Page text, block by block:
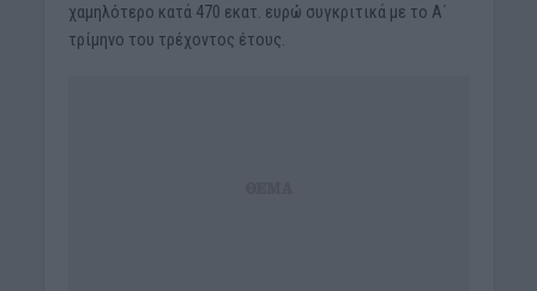
χαμηλότερο κατά 470 εκατ. ευρώ συγκριτικά με το Α΄
τρίμηνο του τρέχοντος έτους.